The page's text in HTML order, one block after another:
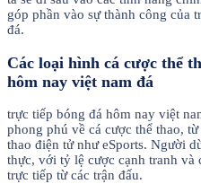
góp phần vào sự thành công của
đá.
Các loại hình cá cược thể
hôm nay việt nam đá
trực tiếp bóng đá hôm nay việt
phong phú về cá cược thể thao,
thao điện tử như eSports. Người
thực, với tỷ lệ cược cạnh tranh và
trực tiếp từ các trận đấu.